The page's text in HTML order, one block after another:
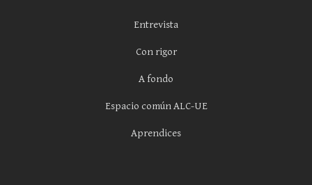
Entrevista
Con rigor
A fondo
Espacio común ALC-UE
Aprendices